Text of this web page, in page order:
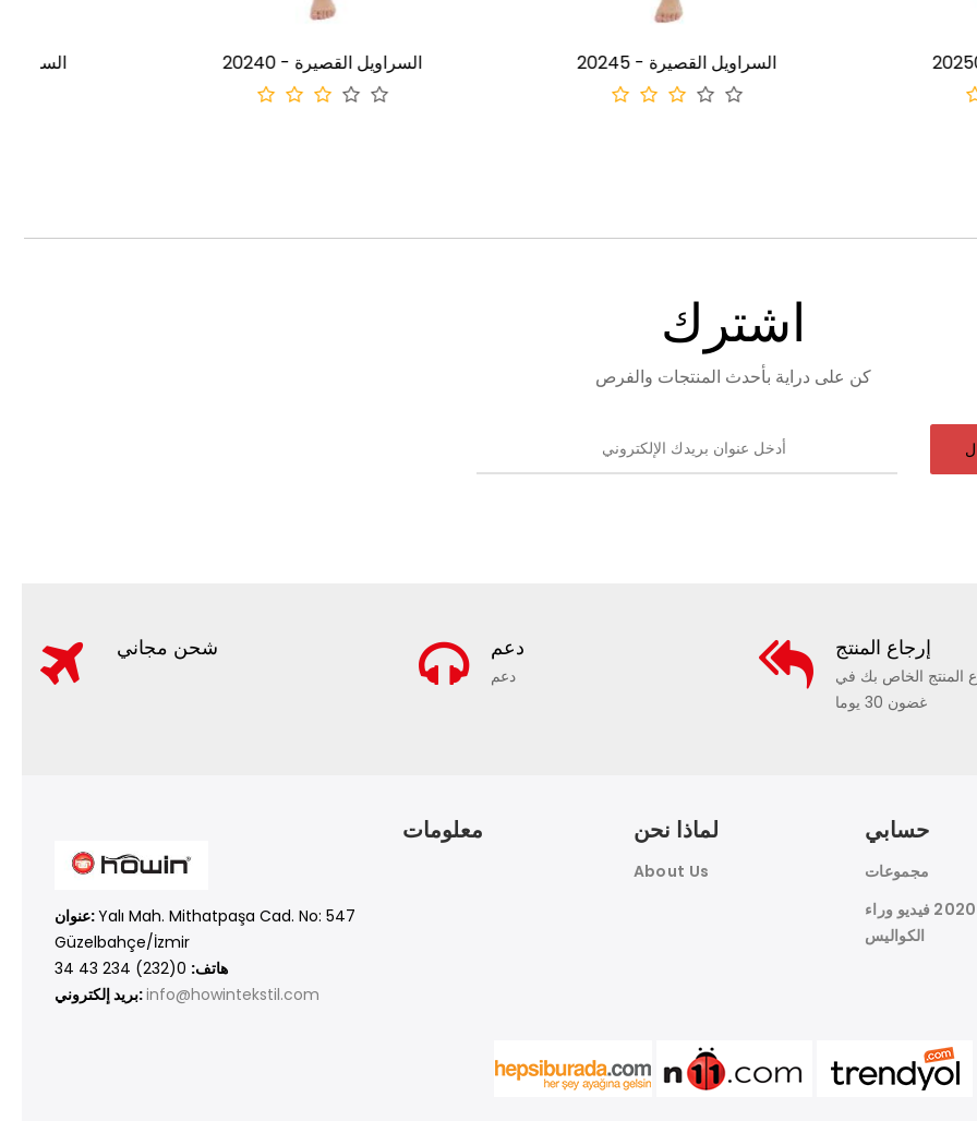
20240 - السراويل القصيرة 20245 - السراويل القصيرة القصيرة
اشترك
كن على دراية بأحدث المنتجات والفرص
شحن مجاني دعم
دعم
إرجاع المنتج
المنتج الخاص بك في
غضون 30 يوما
عنوان:Yalı Mah. Mithatpaşa Cad. No: 547
Güzelbahçe/İzmir
هاتف:
بريد إلكتروني:info@howintekstil.com
معلومات لماذا نحن
About Us
حسابي
مجموعات
هوين النسيج 2020 فيديو وراء
الكواليس